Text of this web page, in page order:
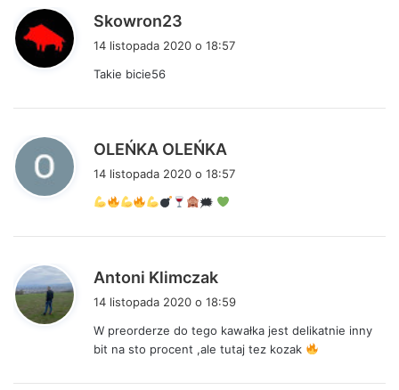
Skowron23
14 listopada 2020 o 18:57
Takie bicie56
OLEŃKA OLEŃKA
z
14 listopada 2020 o 18:57
🗯
Antoni Klimczak
z
e
14 listopada 2020 o 18:59
W preorderze do tego kawałka jest delikatnie inny
bit na sto procent ,ale tutaj tez kozak